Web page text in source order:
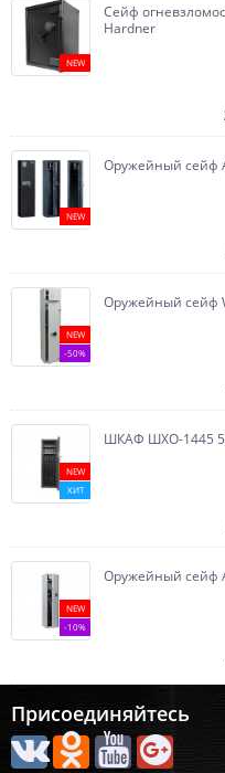
NEW
Сейф
Hardner
NEW
Оружейный сейф
NEW
-50%
Оружейный сейф
NEW
ХИТ
ШКАФ ШХО-1445
NEW
-10%
Оружейный сейф
Присоединяйтесь